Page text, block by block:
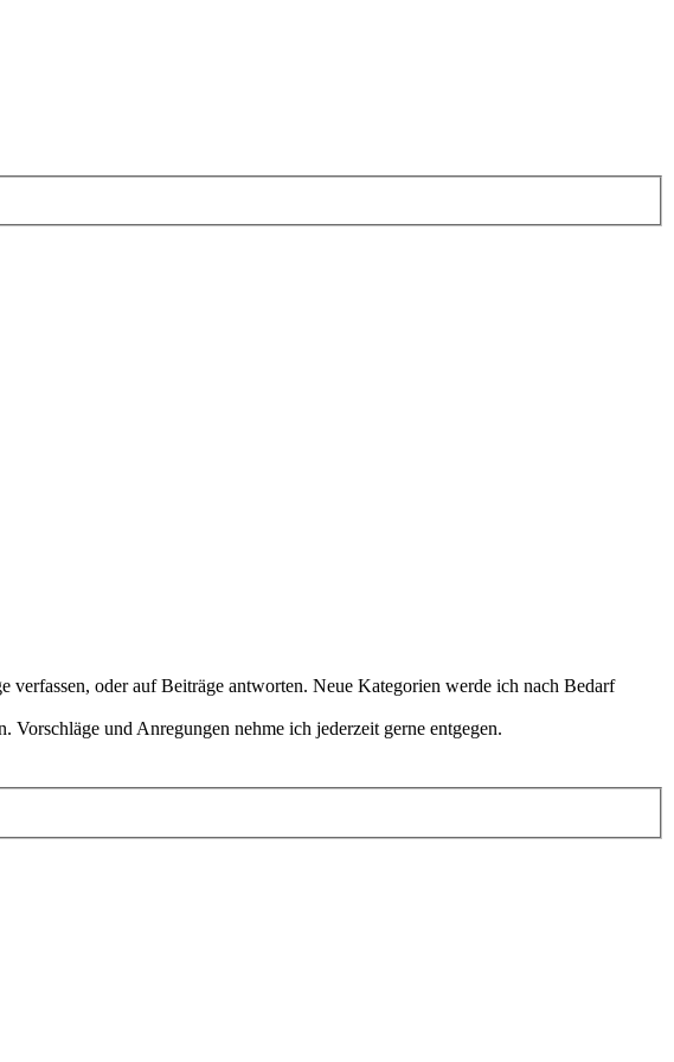
verfassen, oder auf Beiträge antworten. Neue Kategorien werde ich nach Bedarf
Vorschläge und Anregungen nehme ich jederzeit gerne entgegen.